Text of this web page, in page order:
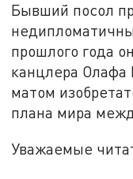
Бывший посол
прошлого года
канцлера
матом
плана мира
Уважаемые